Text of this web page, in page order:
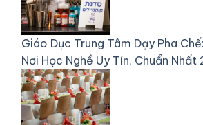
Giáo Dục Trung Tâm Dạy Pha
Nơi Học Nghề Uy Tín, Chuẩn Nhất